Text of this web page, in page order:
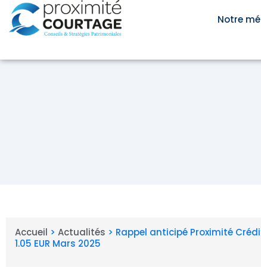
Aller
contenu
Notre
Accueil > Actualités > Rappel anticipé Proximité
1.05 EUR Mars 2025